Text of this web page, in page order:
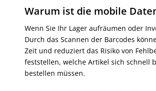
Warum ist die mobile
Wenn Sie Ihr Lager aufräumen oder
Durch das Scannen der Barcodes
Zeit und reduziert das Risiko von
feststellen, welche Artikel sich schnell
bestellen müssen.